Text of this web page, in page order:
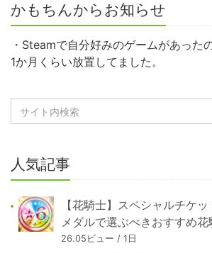
かもちんからお知らせ
・Steamで自分好みのゲームがあった
1か月くらい放置してました。
人気記事
【花騎士】スペシャルチケ
メダルで選ぶべきおすすめ花
26.05ビュー / 1日